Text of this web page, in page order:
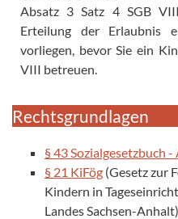
Absatz 3 Satz 4 SGB
Erteilung der Erlaubnis
vorliegen, bevor Sie ein
VIII betreuen.
Rechtsgrundlagen
§ 43 Sozialgesetzbuch
§ 21 KiFög (Gesetz zur
Kindern in
Landes Sachsen-Anhalt)